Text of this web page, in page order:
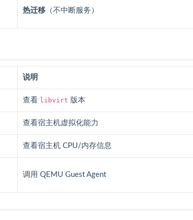
热迁移 （不中断服务）
说明
查看 libvirt 版本
查看宿主机虚拟化能力
查看宿主机 CPU/内存信息
调用 QEMU Guest Agent